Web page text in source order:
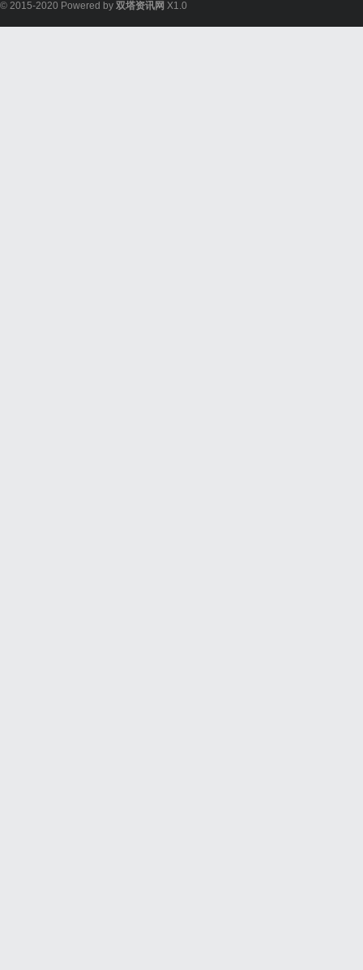
© 2015-2020 Powered by 双塔资讯网 X1.0